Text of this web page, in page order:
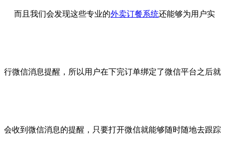
而且我们会发现这些专业的外卖订餐系统还能够为用户实
行微信消息提醒，所以用户在下完订单绑定了微信平台之后就
会收到微信消息的提醒，只要打开微信就能够随时随地去跟踪